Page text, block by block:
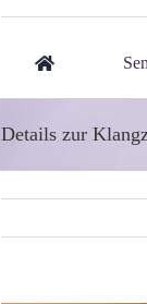
Details zur